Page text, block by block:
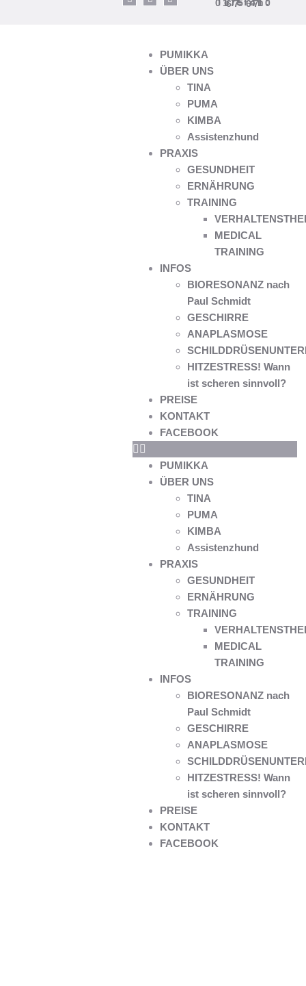
Telefon: 0175 410 67 67
PUMIKKA
ÜBER UNS
TINA
PUMA
KIMBA
Assistenzhund
PRAXIS
GESUNDHEIT
ERNÄHRUNG
TRAINING
MEDICAL
TRAINING
INFOS
BIORESONANZ nach
Paul Schmidt
GESCHIRRE
ANAPLASMOSE
HITZESTRESS! Wann
ist scheren sinnvoll?
PREISE
KONTAKT
FACEBOOK
PUMIKKA
ÜBER UNS
TINA
PUMA
KIMBA
Assistenzhund
PRAXIS
GESUNDHEIT
ERNÄHRUNG
TRAINING
MEDICAL
TRAINING
INFOS
BIORESONANZ nach
Paul Schmidt
GESCHIRRE
ANAPLASMOSE
HITZESTRESS! Wann
ist scheren sinnvoll?
PREISE
KONTAKT
FACEBOOK